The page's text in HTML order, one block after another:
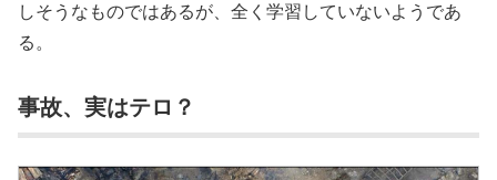
しそうなものではあるが、全く学習していないようであ
る。
事故、実はテロ？